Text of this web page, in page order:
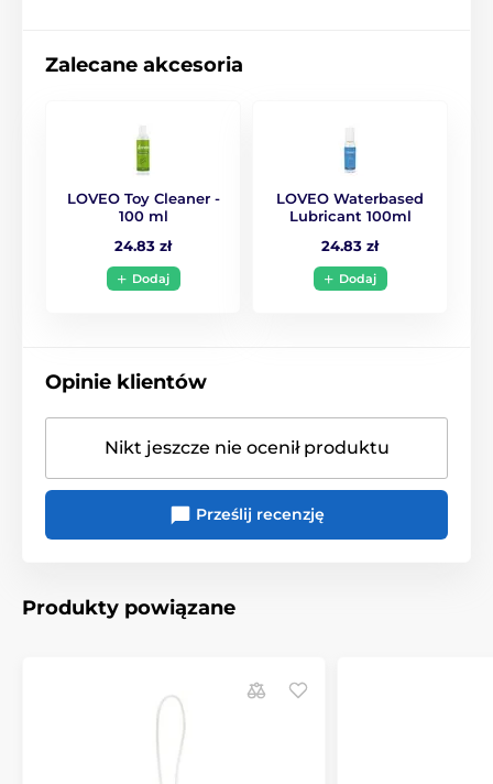
Produkt znajduje się w kategoriach
zestawy kul Wenus Hantle dopochwowe
Sprzedaż
Zalecane akcesoria
LOVEO Toy Cleaner -
100 ml
24.83 zł
Dodaj
LOVEO Waterbased
Lubricant 100ml
24.83 zł
Dodaj
Opinie klientów
Nikt jeszcze nie ocenił produktu
Prześlij recenzję
Produkty powiązane